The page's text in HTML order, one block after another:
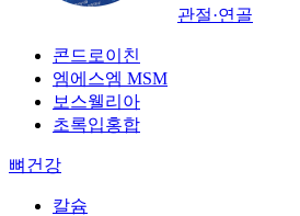
관절·연골
콘드로이친
엠에스엠 MSM
보스웰리아
초록입홍합
뼈건강
칼슘